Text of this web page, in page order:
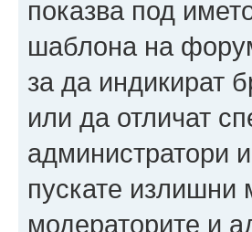
показва под
шаблона на
за да индикират
или да отличат
администратори
пускате излишни
модераторите и